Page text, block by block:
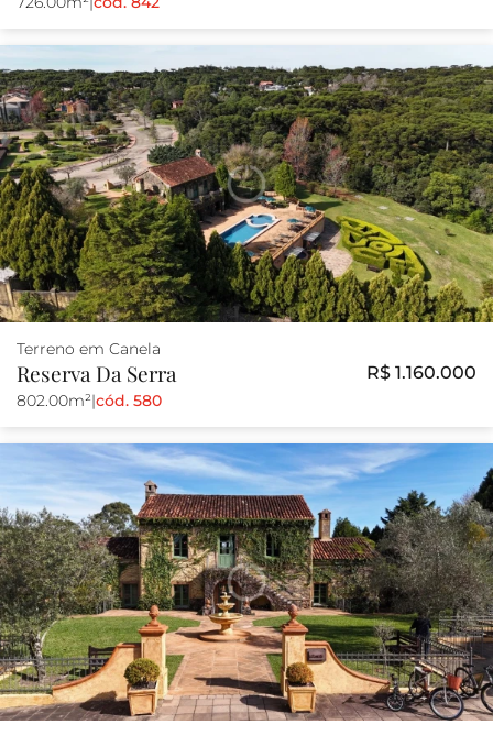
Terreno em Canela
Reserva Da Serra R$ 1.160.000
802.00m²|cód. 580